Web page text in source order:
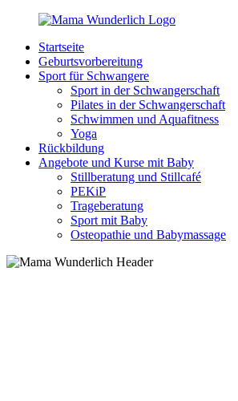
Zurück
Inhalt
MamaWunderlich.de
Mutti
sein
wunderbar!
Startseite
Geburtsvorbereitung
Sport für Schwangere
Sport in der Schwangerschaft
Pilates in der Schwangerschaft
Schwimmen und Aquafitness
Yoga
Rückbildung
Angebote und Kurse mit Baby
Stillberatung und Stillcafé
PEKiP
Trageberatung
Sport mit Baby
Osteopathie und Babymassage